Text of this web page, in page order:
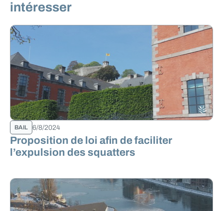
intéresser
BAIL 6/8/2024
Proposition de loi afin de faciliter
l’expulsion des squatters